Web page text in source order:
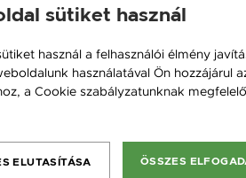
sütiket használ
használ a felhasználói élmény
használatával Ön hozzájárul
a Cookie szabályzatunknak
ÖSSZES
ELUTASÍTÁSA